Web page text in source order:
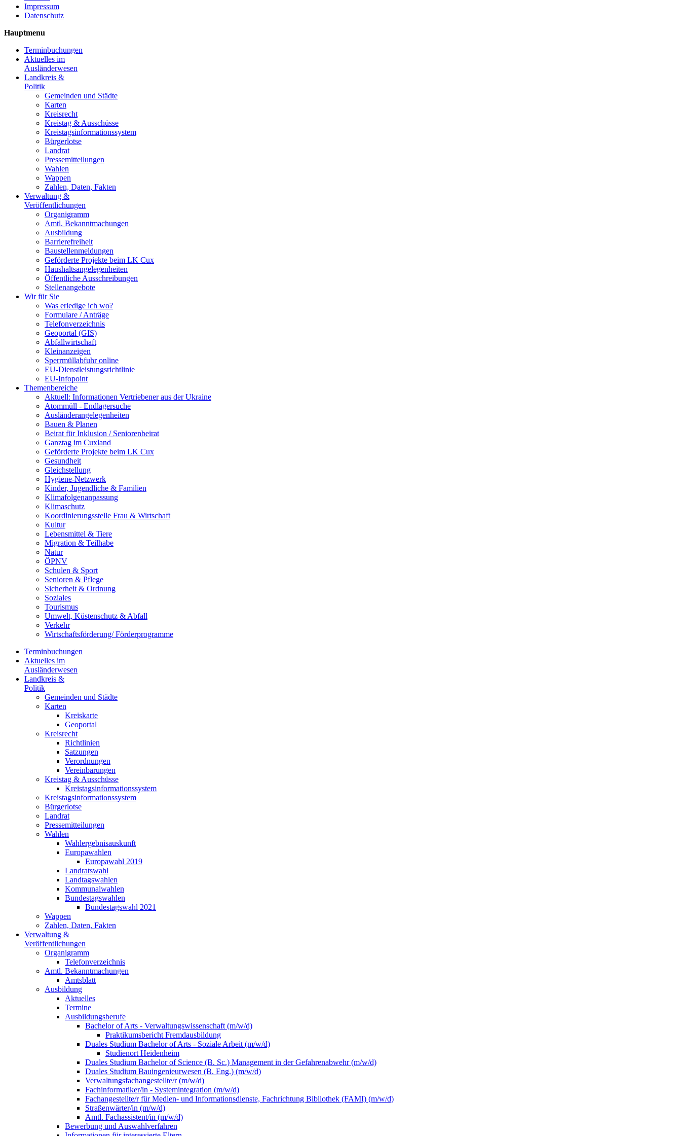
Impressum
Datenschutz
Hauptmenu
Terminbuchungen
Aktuelles im
Ausländerwesen
Landkreis &
Politik
Gemeinden und Städte
Karten
Kreisrecht
Kreistag & Ausschüsse
Kreistagsinformationssystem
Bürgerlotse
Landrat
Pressemitteilungen
Wahlen
Wappen
Zahlen, Daten, Fakten
Verwaltung &
Veröffentlichungen
Organigramm
Amtl. Bekanntmachungen
Ausbildung
Barrierefreiheit
Baustellenmeldungen
Geförderte Projekte beim LK Cux
Haushaltsangelegenheiten
Öffentliche Ausschreibungen
Stellenangebote
Wir für Sie
Was erledige ich wo?
Formulare / Anträge
Telefonverzeichnis
Geoportal (GIS)
Abfallwirtschaft
Kleinanzeigen
Sperrmüllabfuhr online
EU-Dienstleistungsrichtlinie
EU-Infopoint
Themenbereiche
Aktuell: Informationen Vertriebener aus der Ukraine
Atommüll - Endlagersuche
Ausländerangelegenheiten
Bauen & Planen
Beirat für Inklusion / Seniorenbeirat
Ganztag im Cuxland
Geförderte Projekte beim LK Cux
Gesundheit
Gleichstellung
Hygiene-Netzwerk
Kinder, Jugendliche & Familien
Klimafolgenanpassung
Klimaschutz
Koordinierungsstelle Frau & Wirtschaft
Kultur
Lebensmittel & Tiere
Migration & Teilhabe
Natur
ÖPNV
Schulen & Sport
Senioren & Pflege
Sicherheit & Ordnung
Soziales
Tourismus
Umwelt, Küstenschutz & Abfall
Verkehr
Wirtschaftsförderung/ Förderprogramme
Terminbuchungen
Aktuelles im
Ausländerwesen
Landkreis &
Politik
Gemeinden und Städte
Karten
Kreiskarte
Geoportal
Kreisrecht
Richtlinien
Satzungen
Verordnungen
Vereinbarungen
Kreistag & Ausschüsse
Kreistagsinformationssystem
Kreistagsinformationssystem
Bürgerlotse
Landrat
Pressemitteilungen
Wahlen
Wahlergebnisauskunft
Europawahlen
Europawahl 2019
Landratswahl
Landtagswahlen
Kommunalwahlen
Bundestagswahlen
Bundestagswahl 2021
Wappen
Zahlen, Daten, Fakten
Verwaltung &
Veröffentlichungen
Organigramm
Telefonverzeichnis
Amtl. Bekanntmachungen
Amtsblatt
Ausbildung
Aktuelles
Termine
Ausbildungsberufe
Bachelor of Arts - Verwaltungswissenschaft (m/w/d)
Praktikumsbericht Fremdausbildung
Duales Studium Bachelor of Arts - Soziale Arbeit (m/w/d)
Studienort Heidenheim
Duales Studium Bachelor of Science (B. Sc.) Management in der Gefahrenabwehr (m/w/d)
Duales Studium Bauingenieurwesen (B. Eng.) (m/w/d)
Verwaltungsfachangestellte/r (m/w/d)
Fachinformatiker/in - Systemintegration (m/w/d)
Fachangestellte/r für Medien- und Informationsdienste, Fachrichtung Bibliothek (FAMI) (m/w/d)
Straßenwärter/in (m/w/d)
Amtl. Fachassistent/in (m/w/d)
Bewerbung und Auswahlverfahren